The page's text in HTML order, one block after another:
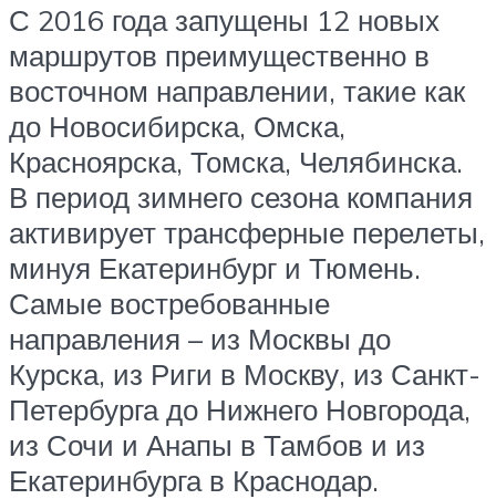
С 2016 года запущены 12 новых
маршрутов преимущественно в
восточном направлении, такие как
до Новосибирска, Омска,
Красноярска, Томска, Челябинска.
В период зимнего сезона компания
активирует трансферные перелеты,
минуя Екатеринбург и Тюмень.
Самые востребованные
направления – из Москвы до
Курска, из Риги в Москву, из Санкт-
Петербурга до Нижнего Новгорода,
из Сочи и Анапы в Тамбов и из
Екатеринбурга в Краснодар.